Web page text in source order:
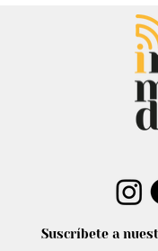
dejó
Suscríbete a